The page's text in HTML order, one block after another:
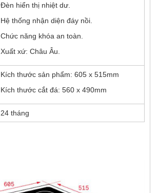
Đèn hiển thị nhiệt dư.
Hệ thống nhận diện đáy nồi.
Chức năng khóa an toàn.
Xuất xứ: Châu Âu.
Kích thước sản phẩm: 605 x 515mm
Kích thước cắt đá: 560 x 490mm
24 tháng